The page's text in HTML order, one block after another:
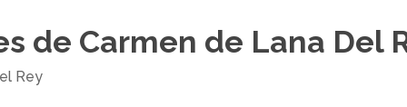
de Carmen de Lana Del
Rey